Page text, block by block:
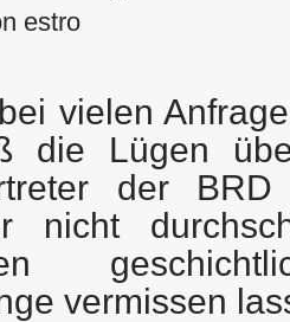
estro
vielen
die Lügen
der
nicht
vermissen